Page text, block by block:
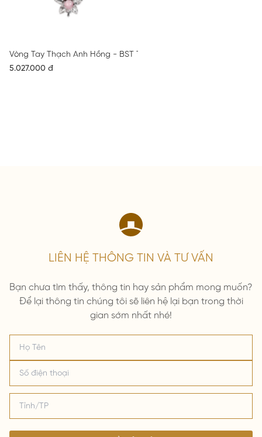
Vòng Tay Thạch Anh Hồng - BST Trăng
5.027.000 đ
LIÊN HỆ THÔNG TIN VÀ TƯ VẤN
Bạn chưa tìm thấy, thông tin hay sản phẩm mong muốn?
Để lại thông tin chúng tôi sẽ liên hệ lại bạn trong thời
gian sớm nhất nhé!